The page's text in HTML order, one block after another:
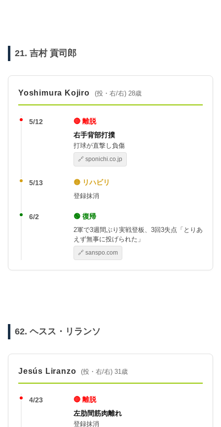
21. 吉村 貢司郎
Yoshimura Kojiro (投・右/右) 28歳
5/12
🔴 離脱
右手背部打撲
打球が直撃し負傷
🔗 sponichi.co.jp
5/13 🟡 リハビリ
登録抹消
6/2 🟢 復帰
2軍で3週間ぶり実戦登板、3回3失点「とりあ
えず無事に投げられた」
🔗 sanspo.com
62. ヘスス・リランソ
Jesús Liranzo (投・右/右) 31歳
4/23
🔴 離脱
左肋間筋肉離れ
登録抹消